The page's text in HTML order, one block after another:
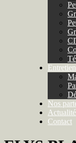
Nos
Contact